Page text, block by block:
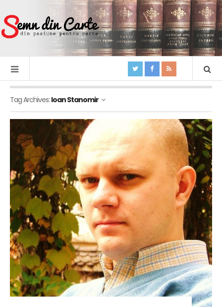
Tag Archives: Ioan Stanomir